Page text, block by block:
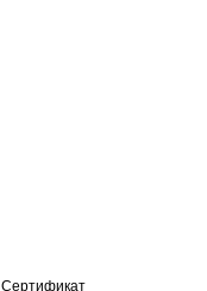
Сертификат